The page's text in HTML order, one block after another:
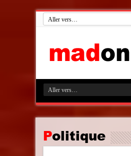
Politique